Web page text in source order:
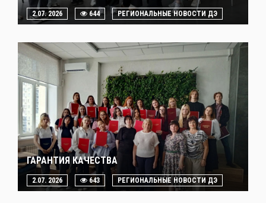
2.07. 2026 644 РЕГИОНАЛЬНЫЕ НОВОСТИ ДЭ
ГАРАНТИЯ КАЧЕСТВА
2.07. 2026 643 РЕГИОНАЛЬНЫЕ НОВОСТИ ДЭ